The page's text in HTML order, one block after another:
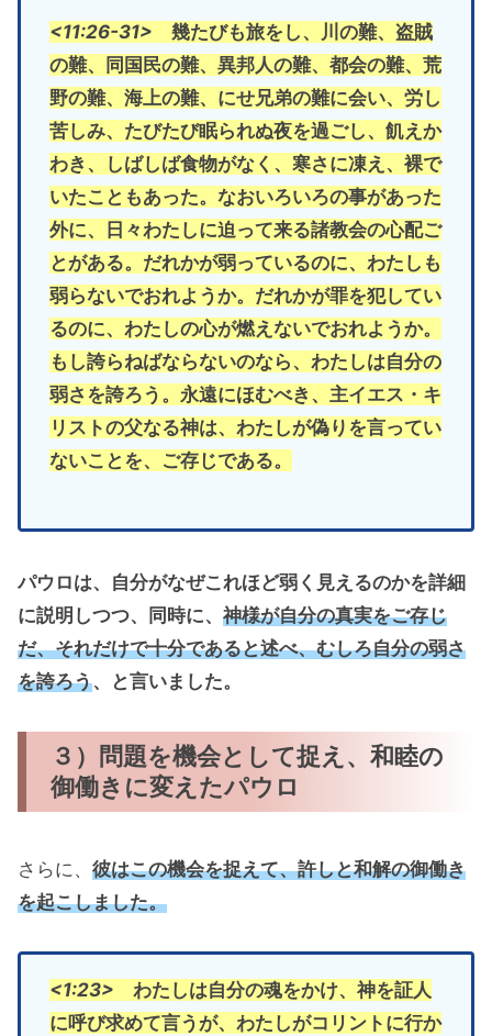
<11:26-31> 幾たびも旅をし、川の難、盗賊
の難、同国民の難、異邦人の難、都会の難、荒
野の難、海上の難、にせ兄弟の難に会い、労し
苦しみ、たびたび眠られぬ夜を過ごし、飢えか
わき、しばしば食物がなく、寒さに凍え、裸で
いたこともあった。なおいろいろの事があった
外に、日々わたしに迫って来る諸教会の心配ご
とがある。だれかが弱っているのに、わたしも
弱らないでおれようか。だれかが罪を犯してい
るのに、わたしの心が燃えないでおれようか。
もし誇らねばならないのなら、わたしは自分の
弱さを誇ろう。永遠にほむべき、主イエス・キ
リストの父なる神は、わたしが偽りを言ってい
ないことを、ご存じである。
パウロは、自分がなぜこれほど弱く見えるのかを詳細
に説明しつつ、同時に、 神様が自分の真実をご存じ
だ、それだけで十分であると述べ、むしろ自分の弱さ
を誇ろう、と言いました。
３）問題を機会として捉え、和睦の
御働きに変えたパウロ
さらに、 彼はこの機会を捉えて、許しと和解の御働き
を起こしました。
<1:23> わたしは自分の魂をかけ、神を証人
に呼び求めて言うが、わたしがコリントに行か